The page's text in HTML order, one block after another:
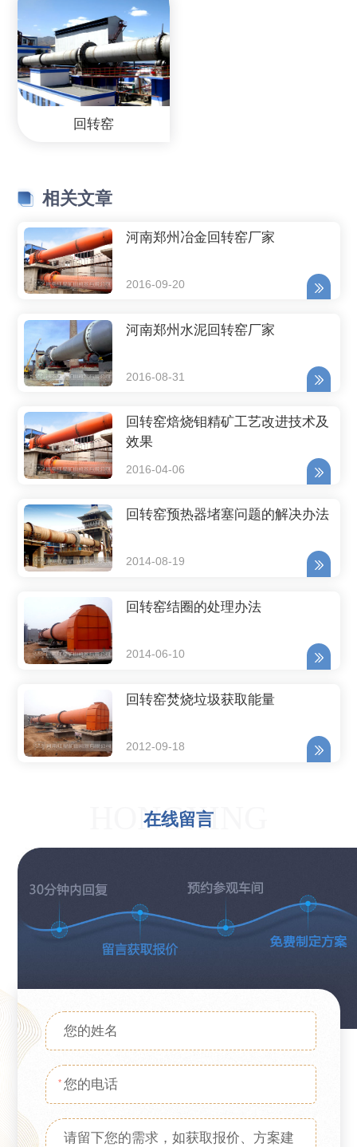
回转窑
相关文章
河南郑州冶金回转窑厂家
2016-09-20
河南郑州水泥回转窑厂家
2016-08-31
回转窑焙烧钼精矿工艺改进技术及
效果
2016-04-06
回转窑预热器堵塞问题的解决办法
2014-08-19
回转窑结圈的处理办法
2014-06-10
回转窑焚烧垃圾获取能量
2012-09-18
在线留言
HONGXING
*